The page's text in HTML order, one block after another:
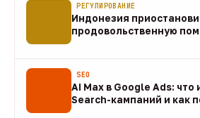
РЕГУЛИРОВАНИЕ
Индонезия
продовольственную
SEO
AI Max в Google Ads: что
Search-кампаний и как